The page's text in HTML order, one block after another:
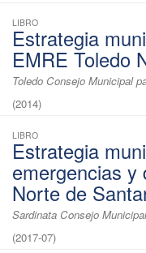
LIBRO
Estrategia
EMRE Toledo
Toledo Consejo Municipal
(2014)
LIBRO
Estrategia
emergencias y
Norte de
Sardinata Consejo
(2017-07)